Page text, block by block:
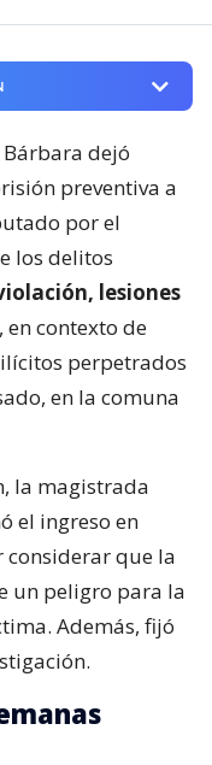
Bárbara dejó
preventiva a
por el
los delitos
lesiones
, en contexto de
perpetrados
en la comuna
la magistrada
el ingreso en
que la
un peligro para la
Además, fijó